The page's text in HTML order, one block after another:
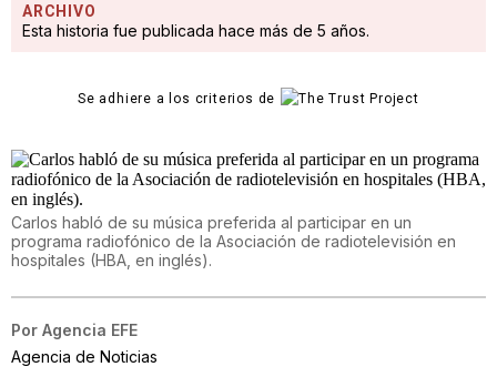
ARCHIVO
Esta historia fue publicada hace más de 5 años.
Se adhiere a los criterios de
Carlos habló de su música preferida al participar en un
programa radiofónico de la Asociación de radiotelevisión en
hospitales (HBA, en inglés).
Por Agencia EFE
Agencia de Noticias